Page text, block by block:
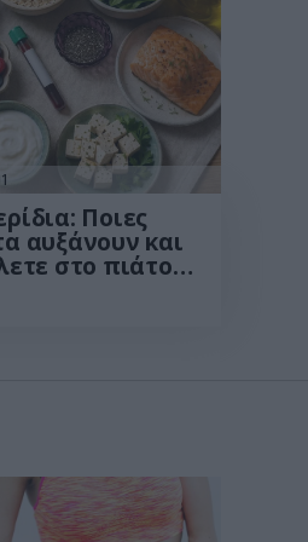
Ποιες
αυξάνουν και
στο πιάτο